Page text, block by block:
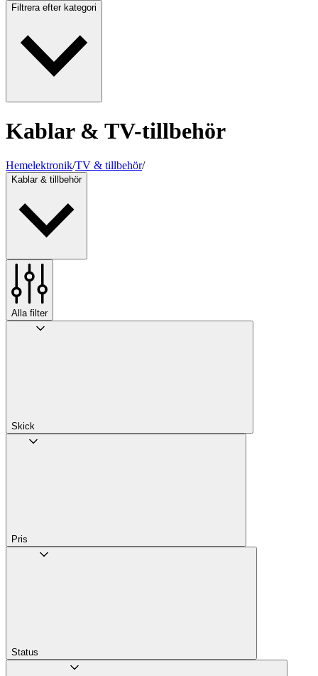
Filtrera efter kategori
Kablar & TV-tillbehör
Hemelektronik/TV & tillbehör/
Kablar & tillbehör
Alla filter
Skick
Pris
Status